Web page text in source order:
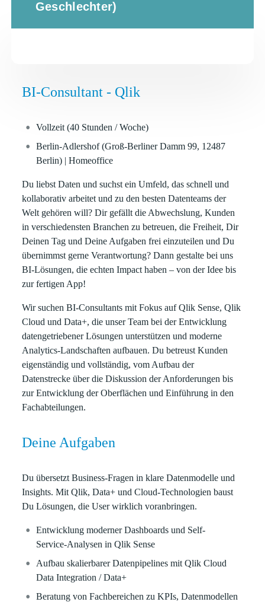
Geschlechter)
BI-Consultant - Qlik
Vollzeit (40 Stunden / Woche)
Berlin-Adlershof(Groß-Berliner Damm 99, 12487
Berlin) |Homeoffice
Du liebst Daten und suchst ein Umfeld, das schnell und
kollaborativ arbeitet und zu den besten Datenteams der
Welt gehören will? Dir gefällt die Abwechslung, Kunden
in verschiedensten Branchen zu betreuen, die Freiheit, Dir
Deinen Tag und Deine Aufgaben frei einzuteilen und Du
übernimmst gerne Verantwortung? Dann gestalte bei uns
BI-Lösungen, die echten Impact haben – von der Idee bis
zur fertigen App!
Wir suchenBI-Consultants mit Fokus aufQlik Sense,Qlik
Cloud undData+, die unser Team bei der Entwicklung
datengetriebener Lösungen unterstützen und moderne
Analytics-Landschaften aufbauen. Du betreust Kunden
eigenständig und vollständig, vom Aufbau der
Datenstrecke über die Diskussion der Anforderungen bis
zur Entwicklung der Oberflächen und Einführung in den
Fachabteilungen.
Deine Aufgaben
Du übersetzt Business-Fragen in klare Datenmodelle und
Insights. Mit Qlik, Data+ und Cloud-Technologien baust
Du Lösungen, die User wirklich voranbringen.
Entwicklung moderner Dashboards und Self-
Service‑Analysen in Qlik Sense
Aufbau skalierbarer Datenpipelines mit Qlik Cloud
Data Integration / Data+
Beratung von Fachbereichen zu KPIs, Datenmodellen